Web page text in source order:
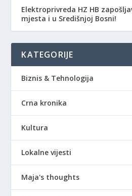
Elektroprivreda HZ HB
mjesta i u Središnjoj Bosni!
KATEGORIJE
Biznis & Tehnologija
Crna kronika
Kultura
Lokalne vijesti
Maja's thoughts